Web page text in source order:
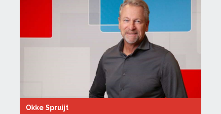
Okke Spruijt